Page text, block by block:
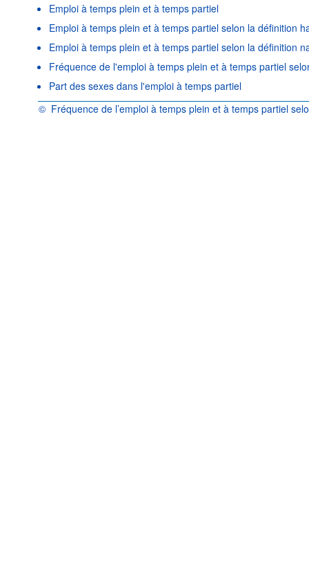
Emploi à temps plein et à temps partiel
Emploi à temps plein et à temps partiel selon la définition
Emploi à temps plein et à temps partiel selon la définition
Fréquence de l'emploi à temps plein et à temps partiel
Part des sexes dans l'emploi à temps partiel
© Fréquence de l’emploi à temps plein et à temps partiel